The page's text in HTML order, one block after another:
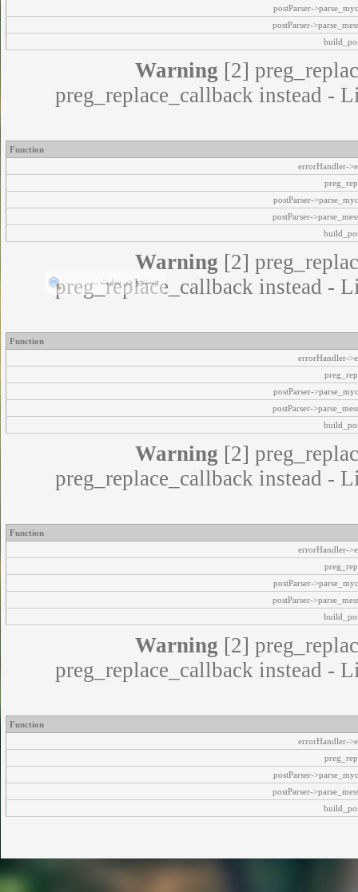
postParser-
postParser-
Warning [2]
preg_replace_callback instead -
Function
errorHandler-
postParser-
postParser-
Warning [2]
preg_replace_callback instead -
Function
errorHandler-
postParser-
postParser-
Warning [2]
preg_replace_callback instead -
Function
errorHandler-
postParser-
postParser-
Warning [2]
preg_replace_callback instead -
Function
errorHandler-
postParser-
postParser-